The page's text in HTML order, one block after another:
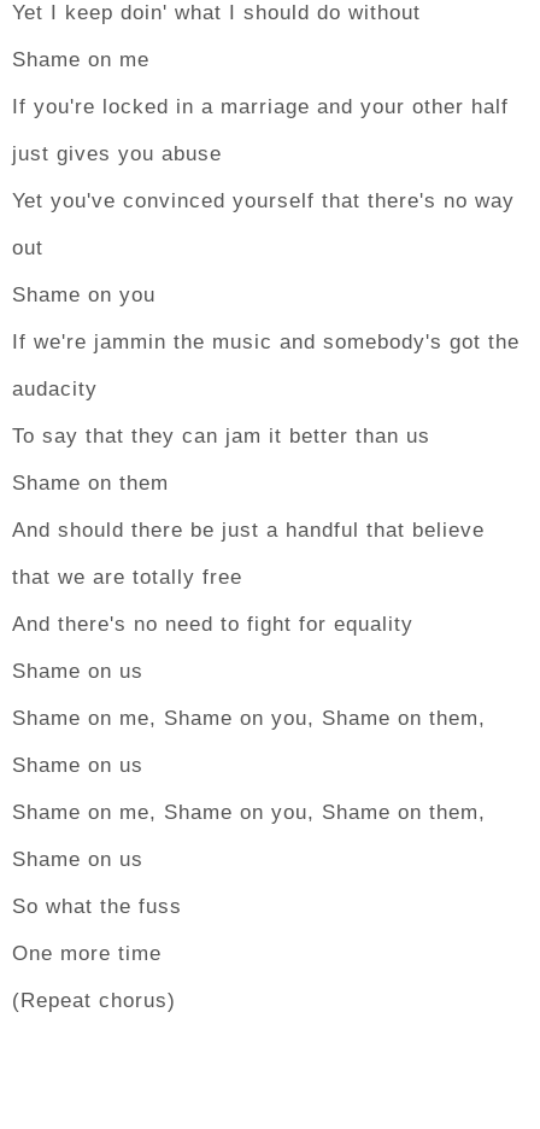
Yet I keep doin' what I should do without
Shame on me
If you're locked in a marriage and your other half
just gives you abuse
Yet you've convinced yourself that there's no way
out
Shame on you
If we're jammin the music and somebody's got the
audacity
To say that they can jam it better than us
Shame on them
And should there be just a handful that believe
that we are totally free
And there's no need to fight for equality
Shame on us
Shame on me, Shame on you, Shame on them,
Shame on us
Shame on me, Shame on you, Shame on them,
Shame on us
So what the fuss
One more time
(Repeat chorus)